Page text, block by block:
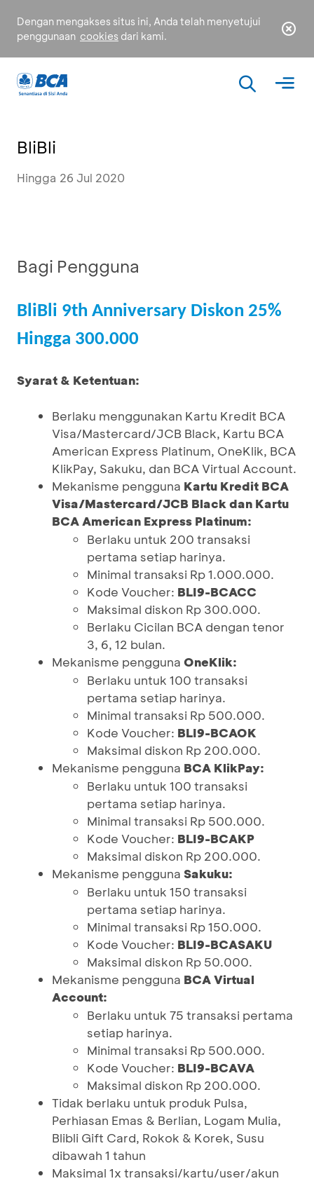
Dengan mengakses situs ini, Anda telah menyetujui
penggunaan cookies dari kami.
BliBli
Hingga 26 Jul 2020
Bagi Pengguna
BliBli 9th Anniversary Diskon 25%
Hingga 300.000
Syarat & Ketentuan:
Berlaku menggunakan Kartu Kredit BCA
Visa/Mastercard/JCB Black, Kartu BCA
American Express Platinum, OneKlik, BCA
KlikPay, Sakuku, dan BCA Virtual Account.
Mekanisme pengguna Kartu Kredit BCA
Visa/Mastercard/JCB Black dan Kartu
BCA American Express Platinum:
Berlaku untuk 200 transaksi
pertama setiap harinya.
Minimal transaksi Rp 1.000.000.
Kode Voucher: BLI9-BCACC
Maksimal diskon Rp 300.000.
Berlaku Cicilan BCA dengan tenor
3, 6, 12 bulan.
Mekanisme pengguna OneKlik:
Berlaku untuk 100 transaksi
pertama setiap harinya.
Minimal transaksi Rp 500.000.
Kode Voucher: BLI9-BCAOK
Maksimal diskon Rp 200.000.
Mekanisme pengguna BCA KlikPay:
Berlaku untuk 100 transaksi
pertama setiap harinya.
Minimal transaksi Rp 500.000.
Kode Voucher: BLI9-BCAKP
Maksimal diskon Rp 200.000.
Mekanisme pengguna Sakuku:
Berlaku untuk 150 transaksi
pertama setiap harinya.
Minimal transaksi Rp 150.000.
Kode Voucher: BLI9-BCASAKU
Maksimal diskon Rp 50.000.
Mekanisme pengguna BCA Virtual
Account:
Berlaku untuk 75 transaksi pertama
setiap harinya.
Minimal transaksi Rp 500.000.
Kode Voucher: BLI9-BCAVA
Maksimal diskon Rp 200.000.
Tidak berlaku untuk produk Pulsa,
Perhiasan Emas & Berlian, Logam Mulia,
Blibli Gift Card, Rokok & Korek, Susu
dibawah 1 tahun
Maksimal 1x transaksi/kartu/user/akun